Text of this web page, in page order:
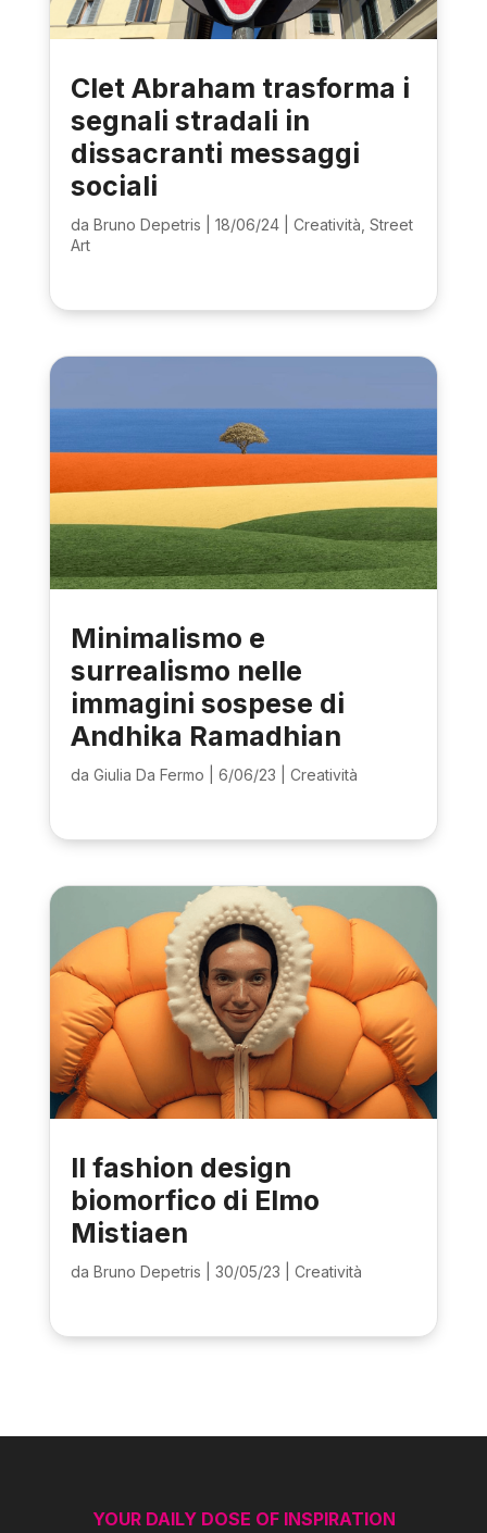
Clet Abraham trasforma i
segnali stradali in
dissacranti messaggi
sociali
da Bruno Depetris 18/06/24| Creatività Street
Art
Minimalismo e
surrealismo nelle
immagini sospese di
Andhika Ramadhian
da Giulia Da Fermo 6/06/23 Creatività
Il fashion design
biomorfico di Elmo
Mistiaen
da Bruno Depetris 30/05/23 Creatività
YOUR DAILY DOSE OF INSPIRATION